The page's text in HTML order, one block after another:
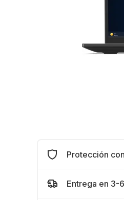
Protección
Entrega en 3-